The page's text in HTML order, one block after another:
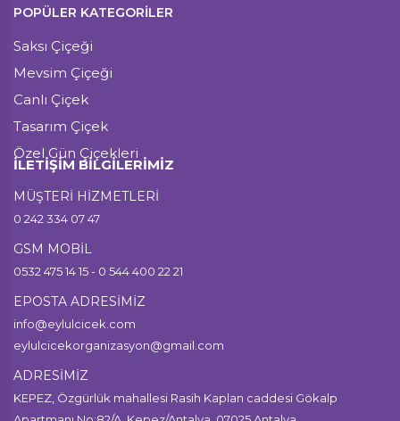
POPÜLER KATEGORİLER
Saksı Çiçeği
Mevsim Çiçeği
Canlı Çiçek
Tasarım Çiçek
Özel Gün Çiçekleri
İLETİŞİM BİLGİLERİMİZ
MÜŞTERİ HİZMETLERİ
0 242 334 07 47
GSM MOBİL
0532 475 14 15 - 0 544 400 22 21
EPOSTA ADRESİMİZ
info@eylulcicek.com
eylulcicekorganizasyon@gmail.com
ADRESİMİZ
KEPEZ, Özgürlük mahallesi Rasih Kaplan caddesi Gökalp